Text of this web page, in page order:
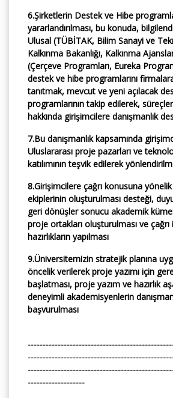
6.Şirketlerin Destek ve Hibe
yararlandırılması, bu konuda,
Ulusal (TÜBİTAK, Bilim Sanayi ve
Kalkınma Bakanlığı, Kalkınma
(Çerçeve Programları, Eureka
destek ve hibe programlarını
tanıtmak, mevcut ve yeni açılacak
programlarının takip edilerek,
hakkında girişimcilere danışmanlık
7.Bu danışmanlık kapsamında
Uluslararası proje pazarları ve
katılımının teşvik edilerek
8.Girişimcilere çağrı konusuna
ekiplerinin oluşturulması desteği,
geri dönüşler sonucu akademik
proje ortakları oluşturulması ve
hazırlıkların yapılması
9.Üniversitemizin stratejik planına
öncelik verilerek proje yazımı için
başlatması, proje yazım ve hazırlık
deneyimli akademisyenlerin
başvurulması
-------------------